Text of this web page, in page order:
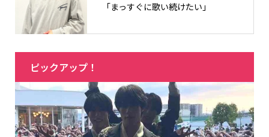
「まっすぐに歌い続けたい」
ピックアップ！